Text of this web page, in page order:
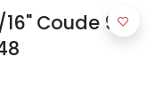
Coude 90°